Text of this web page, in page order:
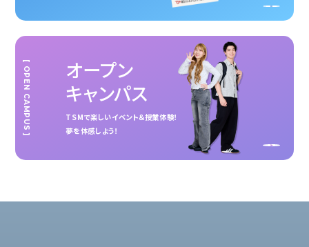
オープン
キャンパス
TSMで楽しいイベント＆授業体験！
夢を体感しよう！
[ OPEN CAMPUS ]